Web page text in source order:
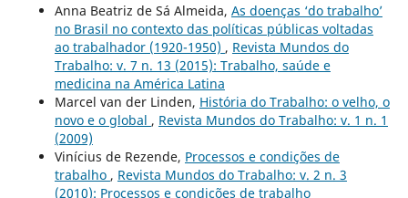
Anna Beatriz de Sá Almeida, As doenças ‘do trabalho’
no Brasil no contexto das políticas públicas voltadas
ao trabalhador (1920-1950) , Revista Mundos do
Trabalho: v. 7 n. 13 (2015): Trabalho, saúde e
medicina na América Latina
Marcel van der Linden, História do Trabalho: o velho, o
novo e o global , Revista Mundos do Trabalho: v. 1 n. 1
(2009)
Vinícius de Rezende, Processos e condições de
trabalho , Revista Mundos do Trabalho: v. 2 n. 3
(2010): Processos e condições de trabalho